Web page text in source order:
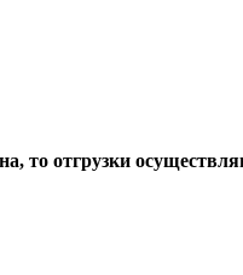
то отгрузки